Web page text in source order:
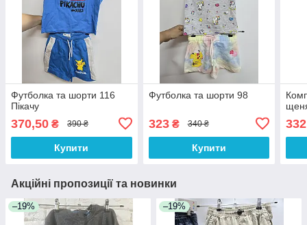
Футболка та шорти 116
Пікачу
370,50 ₴ 390 ₴
Купити
Футболка та шорти 98
323₴ 340 ₴
Купити
Акційні пропозиції та новинки
–19% –19%